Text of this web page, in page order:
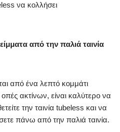
να κολλήσει
από την παλιά ταινία
από ένα λεπτό κομμάτι
ακτίνων, είναι καλύτερο να
την ταινία tubeless και να
πάνω από την παλιά ταινία.